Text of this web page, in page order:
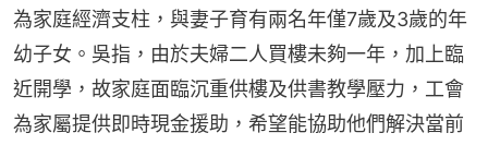
為家庭經濟支柱，與妻子育有兩名年僅7歲及3歲的年
幼子女。吳指，由於夫婦二人買樓未夠一年，加上臨
近開學，故家庭面臨沉重供樓及供書教學壓力，工會
為家屬提供即時現金援助，希望能協助他們解決當前